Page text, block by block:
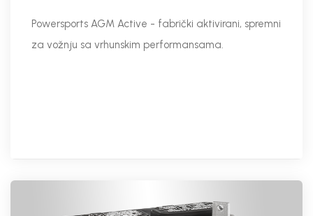
Powersports AGM Active - fabrički aktivirani, spremni
za vožnju sa vrhunskim performansama.